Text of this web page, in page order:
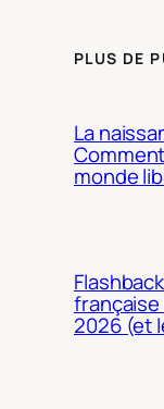
PLUS DE
La
monde
française
2026 (et